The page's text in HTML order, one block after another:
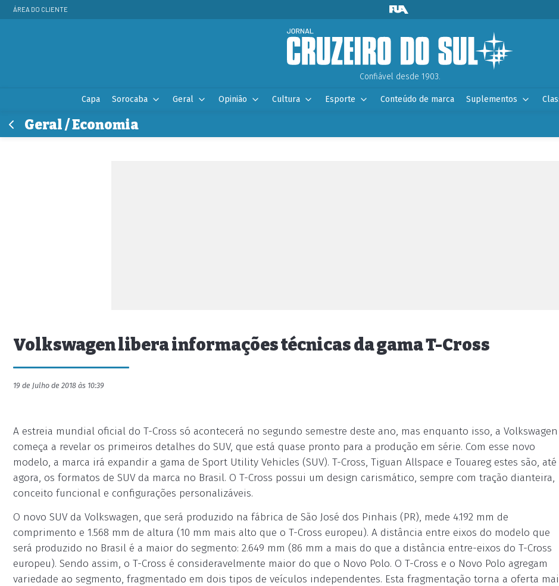
ÁREA DO CLIENTE
Confiável desde 1903.
Capa Sorocaba Geral Opinião Cultura Esporte Conteúdo de marca Suplementos
Geral / Economia
Volkswagen libera informações técnicas da gama T-Cross
19 de Julho de 2018 às 10:39
A estreia mundial oficial do T-Cross só acontecerá no segundo semestre deste ano, mas enquanto isso, a Volkswagen
começa a revelar os primeiros detalhes do SUV, que está quase pronto para a produção em série. Com esse novo
modelo, a marca irá expandir a gama de Sport Utility Vehicles (SUV). T-Cross, Tiguan Allspace e Touareg estes são, até
agora, os formatos de SUV da marca no Brasil. O T-Cross possui um design carismático, sempre com tração dianteira,
conceito funcional e configurações personalizáveis.
O novo SUV da Volkswagen, que será produzido na fábrica de São José dos Pinhais (PR), mede 4.192 mm de
comprimento e 1.568 mm de altura (10 mm mais alto que o T-Cross europeu). A distância entre eixos do modelo que
será produzido no Brasil é a maior do segmento: 2.649 mm (86 mm a mais do que a distância entre-eixos do T-Cross
europeu). Sendo assim, o T-Cross é consideravelmente maior do que o Novo Polo. O T-Cross e o Novo Polo agregam
variedade ao segmento, fragmentado em dois tipos de veículos independentes. Esta fragmentação torna a oferta